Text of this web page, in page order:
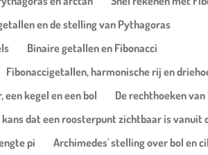
en de stelling van Pythagoras
Binaire getallen en Fibonacci
Fibonaccigetallen, harmonische rij en
kegel en een bol
De rechthoeken van
kans dat een roosterpunt zichtbaar is vanuit
pi
Archimedes' stelling over bol en